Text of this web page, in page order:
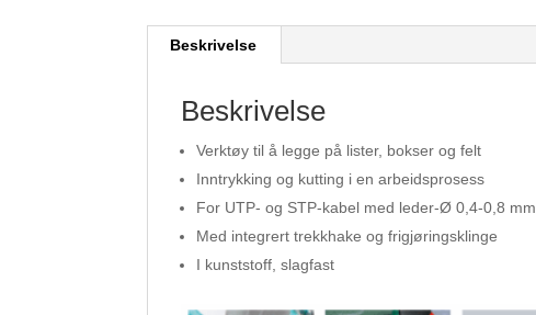
Beskrivelse
Beskrivelse
Verktøy til å legge på lister, bokser og felt
Inntrykking og kutting i en arbeidsprosess
For UTP- og STP-kabel med leder-Ø 0,4-0,8 mm
Med integrert trekkhake og frigjøringsklinge
I kunststoff, slagfast